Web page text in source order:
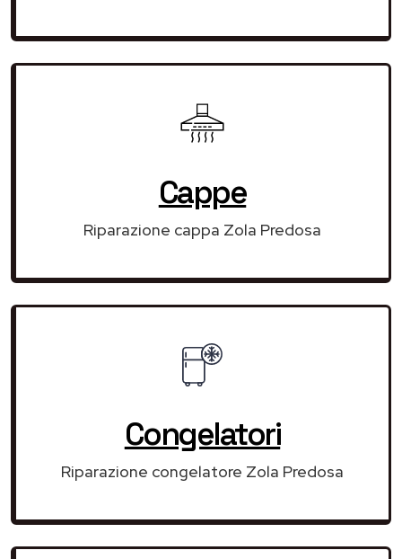
Cappe
Riparazione cappa Zola Predosa
Congelatori
Riparazione congelatore Zola Predosa